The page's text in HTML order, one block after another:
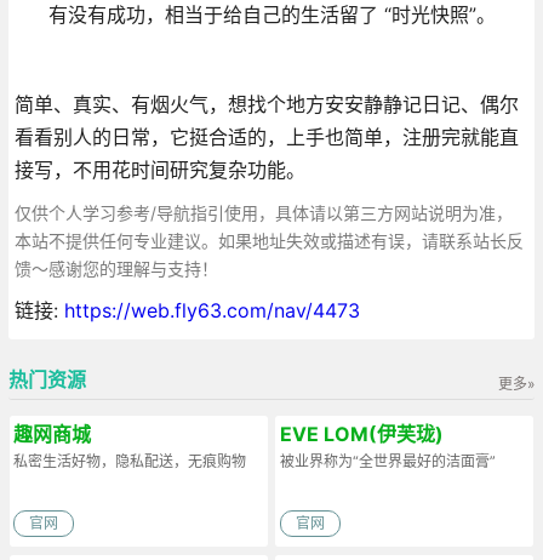
有没有成功，相当于给自己的生活留了 “时光快照”。
简单、真实、有烟火气，想找个地方安安静静记日记、偶尔
看看别人的日常，它挺合适的，上手也简单，注册完就能直
接写，不用花时间研究复杂功能。
仅供个人学习参考/导航指引使用，具体请以第三方网站说明为准，
本站不提供任何专业建议。如果地址失效或描述有误，请联系站长反
馈～感谢您的理解与支持！
链接: https://web.fly63.com/nav/4473
更多»
热门资源
趣网商城
私密生活好物，隐私配送，无痕购物
官网
EVE LOM(伊芙珑)
被业界称为“全世界最好的洁面膏”
官网